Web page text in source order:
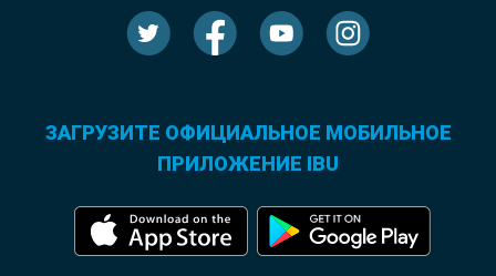
ЗАГРУЗИТЕ ОФИЦИАЛЬНОЕ МОБИЛЬНОЕ
ПРИЛОЖЕНИЕ IBU